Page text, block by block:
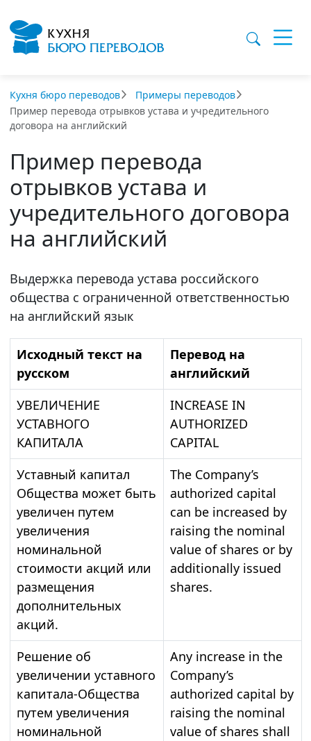
Кухня бюро переводов
Примеры переводов
Пример перевода отрывков устава и учредительного
договора на английский
Пример перевода
отрывков устава и
учредительного договора
на английский
Выдержка перевода устава российского
общества с ограниченной ответственностью
на английский язык
Исходный текст на
русском
Перевод на
английский
УВЕЛИЧЕНИЕ
УСТАВНОГО
КАПИТАЛА
INCREASE IN
AUTHORIZED
CAPITAL
Уставный капитал
Общества может быть
увеличен путем
увеличения
номинальной
стоимости акций или
размещения
дополнительных
акций.
The Company’s
authorized capital
can be increased by
raising the nominal
value of shares or by
additionally issued
shares.
Решение об
увеличении уставного
капитала-Общества
путем увеличения
номинальной
Any increase in the
Company’s
authorized capital by
raising the nominal
value of shares shall